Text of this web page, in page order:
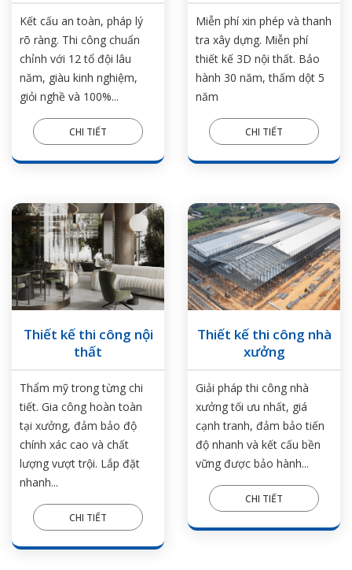
Kết cấu an toàn, pháp lý
rõ ràng. Thi công chuẩn
chỉnh với 12 tổ đội lâu
năm, giàu kinh nghiệm,
giỏi nghề và 100%...
CHI TIẾT
Miễn phí xin phép và thanh
tra xây dựng. Miễn phí
thiết kế 3D nội thất. Bảo
hành 30 năm, thấm dột 5
năm
CHI TIẾT
Thiết kế thi công nội
thất
Thẩm mỹ trong từng chi
tiết. Gia công hoàn toàn
tại xưởng, đảm bảo độ
chính xác cao và chất
lượng vượt trội. Lắp đặt
nhanh...
CHI TIẾT
Thiết kế thi công nhà
xưởng
Giải pháp thi công nhà
xưởng tối ưu nhất, giá
cạnh tranh, đảm bảo tiến
độ nhanh và kết cấu bền
vững được bảo hành...
CHI TIẾT